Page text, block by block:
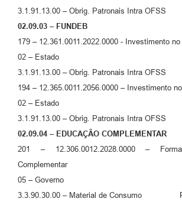
3.1.91.13.00 – Obrig. Patronais Intra
02.09.03 – FUNDEB
179 – 12.361.0011.2022.0000 - Investimento
02 – Estado
3.1.91.13.00 – Obrig. Patronais Intra
194 – 12.365.0011.2056.0000 – Investimento
02 – Estado
3.1.91.13.00 – Obrig. Patronais Intra
02.09.04 – EDUCAÇÃO COMPLEMENTAR
201 – 12.306.0012.2028.0000 –
Complementar
05 – Governo
3.3.90.30.00 – Material de Consumo